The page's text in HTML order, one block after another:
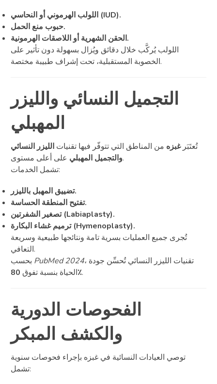
اللولب الهرموني أو النحاسي (IUD).
حبوب منع الحمل.
الحقن الشهرية أو اللاصقات الهرمونية.
اللولب يُركَّب خلال دقائق ويُزال بسهولة دون تأثير على
الخصوبة المستقبلية، تحت إشراف طبيبة مختصة.
التجميل النسائي والليزر
المهبلي
تُعتَبَرغبزه من المناطق التي تتوفّر فيها تقنيات الليزر النسائي
والتجميل المهبليعلى أعلى مستوى.
تشمل الخدمات:
تضييق المهبل بالليزر.
تفتيح المنطقة الحساسة.
تصغير الشفرتين (Labiaplasty).
ترميم غشاء البكارة (Hymenoplasty).
تُجرى جميع العمليات بسرية تامة ونتائجها طبيعية وسريعة
التعافي.
PubMed 2024، تقنيات الليزر النسائي تُحسِّن جودة
الحياة بنسبة تفوق80٪.
الفحوصات الدورية
والكشف المبكر
توصي العيادات النسائية في غبزه بإجراء فحوصات سنوية
تشمل: